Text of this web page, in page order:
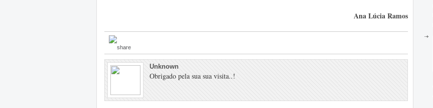
Ana Lúcia Ramos
Unknown
Obrigado pela sua sua visita..!